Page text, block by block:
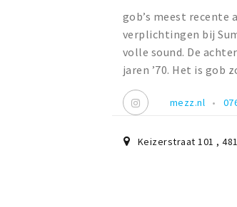
gob’s meest recente
verplichtingen bij
volle sound. De
jaren ’70. Het is gob
mezz.nl
Keizerstraat 101 ,